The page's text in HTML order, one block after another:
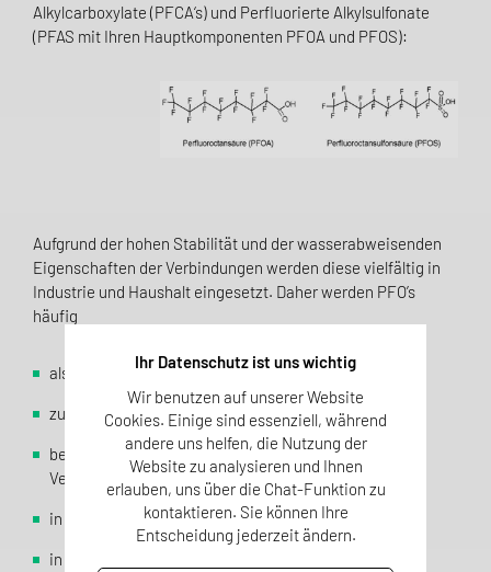
Alkylcarboxylate (PFCA‘s) und Perfluorierte Alkylsulfonate
(PFAS mit Ihren Hauptkomponenten PFOA und PFOS):
Aufgrund der hohen Stabilität und der wasserabweisenden
Eigenschaften der Verbindungen werden diese vielfältig in
Industrie und Haushalt eingesetzt. Daher werden PFO’s
häufig
als Emulgatoren bei der Herstellung von Teflon
zur Oberflächenmodifizierung und Papierveredlung
bei Textilien, Teppichen, Ledermöbeln, Papier und
Verpackungen, Farben
in Feuerlöschschäumen
in Galvanischen Bädern, Foto- und
Ihr Datenschutz ist uns wichtig
Wir benutzen auf unserer Website
Cookies. Einige sind essenziell, während
andere uns helfen, die Nutzung der
Website zu analysieren und Ihnen
erlauben, uns über die Chat-Funktion zu
kontaktieren. Sie können Ihre
Entscheidung jederzeit ändern.